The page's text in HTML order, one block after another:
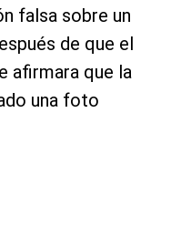
falsa sobre un
de que el
afirmara que la
una foto